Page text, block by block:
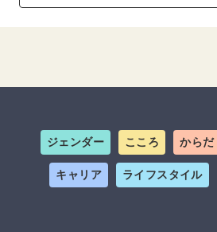
ジェンダー こころ からだ
キャリア ライフスタイル